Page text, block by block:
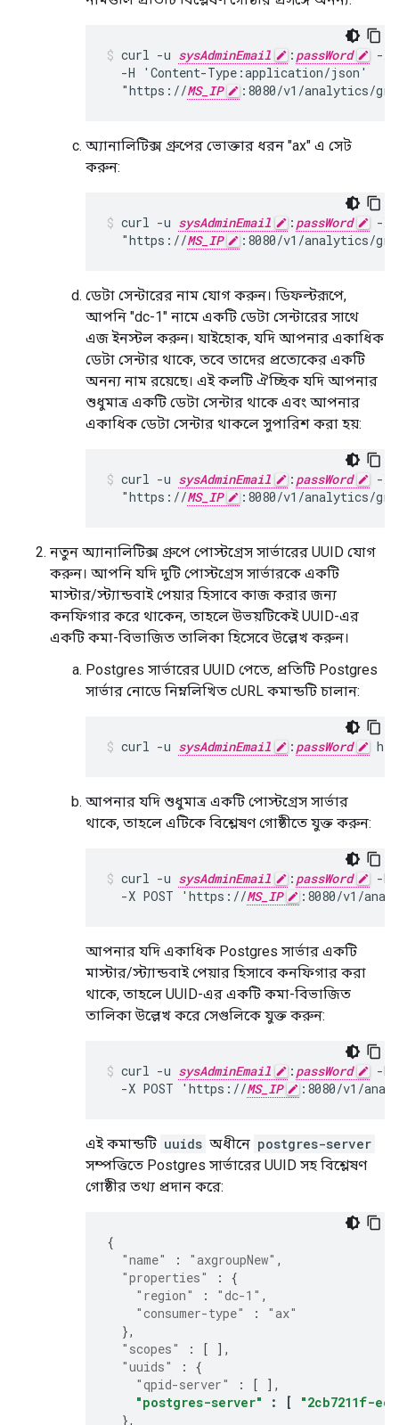
curl -u sysAdminEmail : passWord
-X
  -H 'Content-Type:application/json'
  "https://
MS_IP :8080/v1/analytics/
অ্যানালিটিক্স গ্রুপের ভোক্তার ধরন "ax" এ সেট
করুন:
curl -u sysAdminEmail : passWord
-X
  "https://
MS_IP :8080/v1/analytics/
ডেটা সেন্টারের নাম যোগ করুন। ডিফল্টরূপে,
আপনি "dc-1" নামে একটি ডেটা সেন্টারের সাথে
এজ ইনস্টল করুন। যাইহোক, যদি আপনার একাধিক
ডেটা সেন্টার থাকে, তবে তাদের প্রত্যেকের একটি
অনন্য নাম রয়েছে। এই কলটি ঐচ্ছিক যদি আপনার
শুধুমাত্র একটি ডেটা সেন্টার থাকে এবং আপনার
একাধিক ডেটা সেন্টার থাকলে সুপারিশ করা হয়:
curl -u sysAdminEmail : passWord
-X
  "https://
MS_IP :8080/v1/analytics/
নতুন অ্যানালিটিক্স গ্রুপে পোস্টগ্রেস সার্ভারের UUID যোগ
করুন। আপনি যদি দুটি পোস্টগ্রেস সার্ভারকে একটি
মাস্টার/স্ট্যান্ডবাই পেয়ার হিসাবে কাজ করার জন্য
কনফিগার করে থাকেন, তাহলে উভয়টিকেই UUID-এর
একটি কমা-বিভাজিত তালিকা হিসেবে উল্লেখ করুন।
Postgres সার্ভারের UUID পেতে, প্রতিটি Postgres
সার্ভার নোডে নিম্নলিখিত cURL কমান্ডটি চালান:
curl -u sysAdminEmail : passWord
আপনার যদি শুধুমাত্র একটি পোস্টগ্রেস সার্ভার
থাকে, তাহলে এটিকে বিশ্লেষণ গোষ্ঠীতে যুক্ত করুন:
curl -u sysAdminEmail : passWord
-H
  -X POST 'https://
MS_IP :8080/v1/
আপনার যদি একাধিক Postgres সার্ভার একটি
মাস্টার/স্ট্যান্ডবাই পেয়ার হিসাবে কনফিগার করা
থাকে, তাহলে UUID-এর একটি কমা-বিভাজিত
তালিকা উল্লেখ করে সেগুলিকে যুক্ত করুন:
curl -u sysAdminEmail : passWord
-H
  -X POST 'https://
MS_IP :8080/v1/
এই কমান্ডটি uuids অধীনে postgres-server
সম্পত্তিতে Postgres সার্ভারের UUID সহ বিশ্লেষণ
গোষ্ঠীর তথ্য প্রদান করে:
{
"name"
: "axgroupNew" ,
"properties"
:
{
"region"
: "dc-1" ,
"consumer-type"
:
"ax"
},
"scopes"
: [
],
"uuids"
:
{
"qpid-server"
: [
],
"postgres-server"
: [
"2cb7211f-
},